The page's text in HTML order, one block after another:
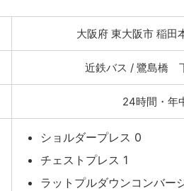
大阪府 東大阪市 稲
近鉄バス / 鷺島橋
24時間・年
ショルダープレス 0
チェストプレス 1
ラットプルダウンコンバー